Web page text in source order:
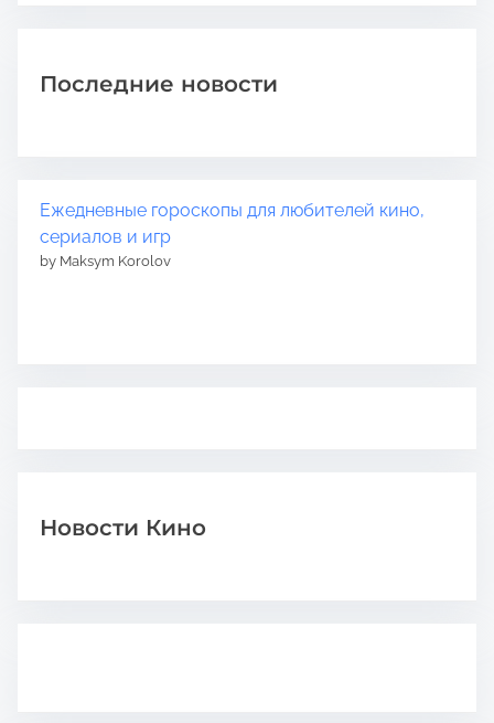
Последние новости
Ежедневные гороскопы для любителей кино,
сериалов и игр
by Maksym Korolov
Новости Кино